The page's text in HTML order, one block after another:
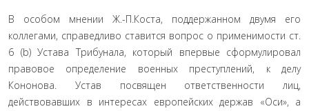
В особом мнении Ж.-П.Коста, поддержанном двумя его
коллегами, справедливо ставится вопрос о применимости ст.
6 (b) Устава Трибунала, который впервые сформулировал
правовое определение военных преступлений, к делу
Кононова. Устав посвящен ответственности лиц,
действовавших в интересах европейских держав «Оси», а